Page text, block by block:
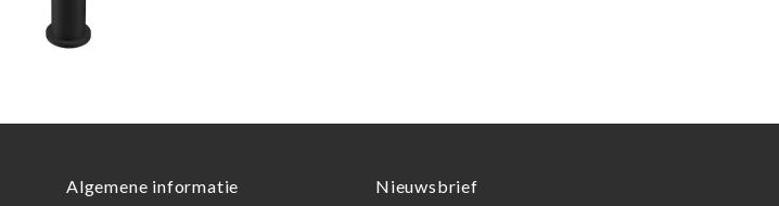
Algemene informatie Nieuwsbrief